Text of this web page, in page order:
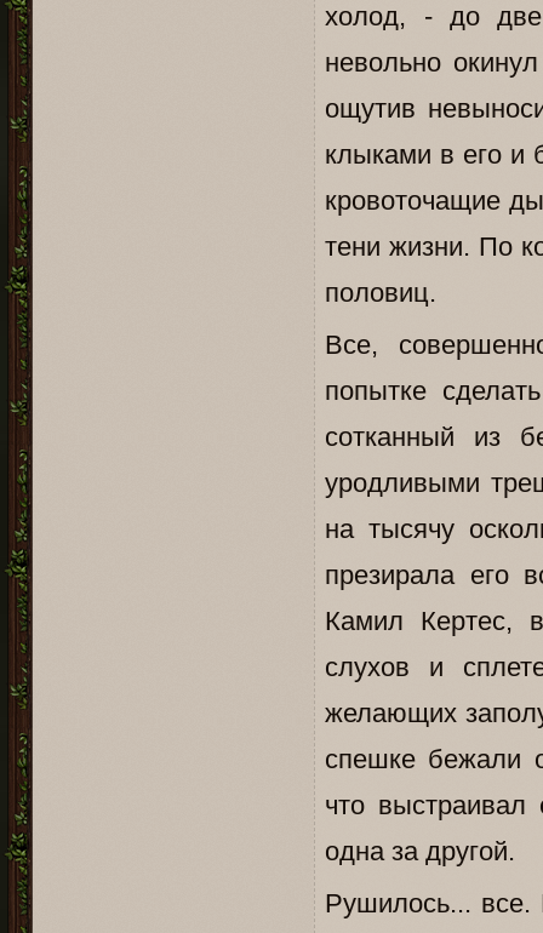
холод, - до
невольно
ощутив
клыками в его и
кровоточащие
тени жизни. По
половиц.
Все,
попытке
сотканный из
уродливыми
на тысячу
презирала его
Камил Кертес,
слухов и
желающих
спешке бежали
что выстраивал
одна за другой.
Рушилось... все.